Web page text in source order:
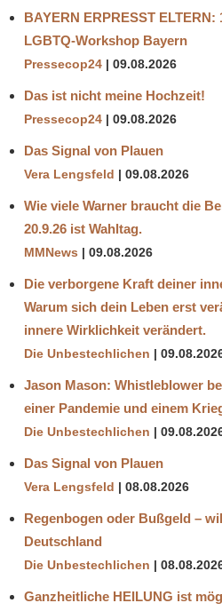
BAYERN ERPRESST
LGBTQ-Workshop Bayern
Pressecop24 09.08.2026
Das ist nicht meine Hochzeit!
Pressecop24 09.08.2026
Das Signal von Plauen
Vera Lengsfeld 09.08.2026
Wie viele Warner braucht die
20.9.26 ist Wahltag.
MMNews 09.08.2026
Die verborgene Kraft deiner
Warum sich dein Leben erst
innere Wirklichkeit verändert.
Die Unbestechlichen
Jason Mason: Whistleblower
einer Pandemie und einem
Die Unbestechlichen
Das Signal von Plauen
Vera Lengsfeld 08.08.2026
Regenbogen oder Bußgeld –
Deutschland
Die Unbestechlichen
Ganzheitliche HEILUNG ist